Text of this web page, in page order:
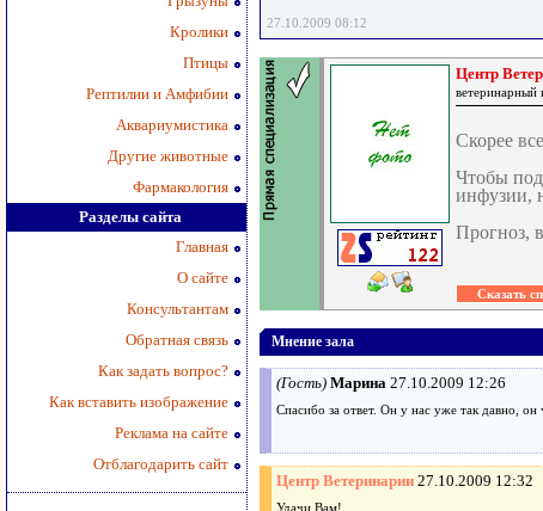
Кролики
Птицы
Рептилии и Амфибии
Аквариумистика
Другие животные
Фармакология
Разделы сайта
Главная
О сайте
Консультантам
Обратная связь
Как задать вопрос?
Как вставить изображение
Реклама на сайте
Отблагодарить сайт
27.10.2009 08:12
Центр
ветеринарный
Скорее
Чтобы
инфузии,
Прогноз,
Мнение зала
(Гость) Марина 27.10.2009 12:26
Спасибо за ответ. Он у нас уже так давно,
Центр Ветеринарии 27.10.2009 12:32
Удачи Вам!